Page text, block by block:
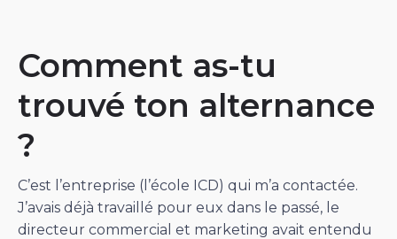
Comment as-tu
trouvé ton alternance
?
C’est l’entreprise (l’école ICD) qui m’a contactée.
J’avais déjà travaillé pour eux dans le passé, le
directeur commercial et marketing avait entendu